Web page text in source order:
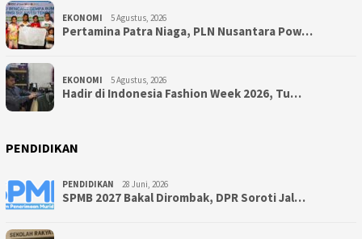
EKONOMI 5 Agustus, 2026
Pertamina Patra Niaga, PLN Nusantara Pow…
EKONOMI 5 Agustus, 2026
Hadir di Indonesia Fashion Week 2026, Tu…
PENDIDIKAN
PENDIDIKAN 28 Juni, 2026
SPMB 2027 Bakal Dirombak, DPR Soroti Jal…